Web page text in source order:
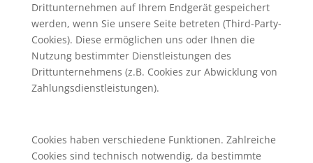
Drittunternehmen auf Ihrem Endgerät gespeichert
werden, wenn Sie unsere Seite betreten (Third-Party-
Cookies). Diese ermöglichen uns oder Ihnen die
Nutzung bestimmter Dienstleistungen des
Drittunternehmens (z.B. Cookies zur Abwicklung von
Zahlungsdienstleistungen).
Cookies haben verschiedene Funktionen. Zahlreiche
Cookies sind technisch notwendig, da bestimmte